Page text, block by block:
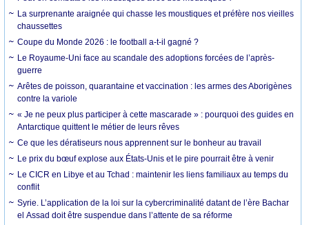
La surprenante araignée qui chasse les moustiques et préfère nos vieilles
chaussettes
Coupe du Monde 2026 : le football a-t-il gagné ?
Le Royaume-Uni face au scandale des adoptions forcées de l’après-
guerre
Arêtes de poisson, quarantaine et vaccination : les armes des Aborigènes
contre la variole
« Je ne peux plus participer à cette mascarade » : pourquoi des guides en
Antarctique quittent le métier de leurs rêves
Ce que les dératiseurs nous apprennent sur le bonheur au travail
Le prix du bœuf explose aux États-Unis et le pire pourrait être à venir
Le CICR en Libye et au Tchad : maintenir les liens familiaux au temps du
conflit
Syrie. L’application de la loi sur la cybercriminalité datant de l’ère Bachar
el Assad doit être suspendue dans l’attente de sa réforme